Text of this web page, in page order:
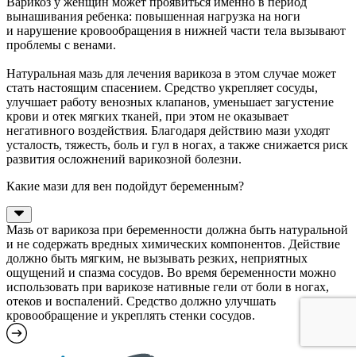
вынашивания ребенка: повышенная нагрузка на ноги
и нарушение кровообращения в нижней части тела вызывают
проблемы с венами.
Натуральная мазь для лечения варикоза в этом случае может
стать настоящим спасением. Средство укрепляет сосуды,
улучшает работу венозных клапанов, уменьшает загустение
крови и отек мягких тканей, при этом не оказывает
негативного воздействия. Благодаря действию мази уходят
усталость, тяжесть, боль и гул в ногах, а также снижается риск
развития осложнений варикозной болезни.
Какие мази для вен подойдут беременным?
Мазь от варикоза при беременности должна быть натуральной
и не содержать вредных химических компонентов. Действие
должно быть мягким, не вызывать резких, неприятных
ощущений и спазма сосудов. Во время беременности можно
использовать при варикозе нативные гели от боли в ногах,
отеков и воспалений. Средство должно улучшать
кровообращение и укреплять стенки сосудов.